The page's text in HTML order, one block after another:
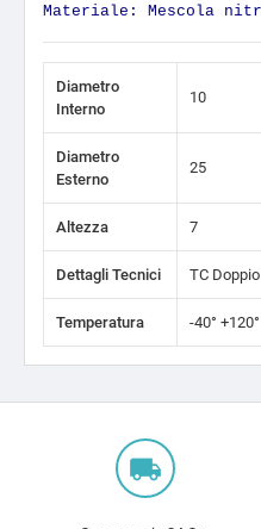
Materiale: Mescola
Diametro
Interno
10
Diametro
Esterno
25
Altezza 7
Dettagli Tecnici TC
Temperatura -40° +120°
local_shipping